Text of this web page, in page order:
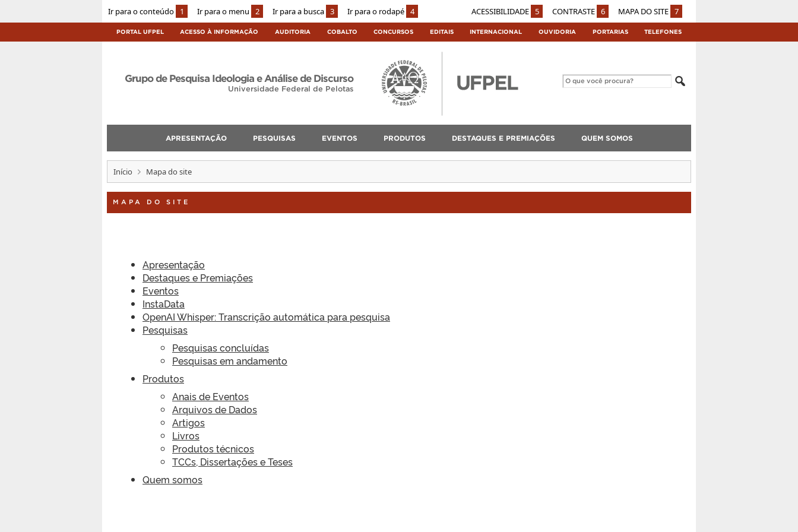
Ir para o conteúdo 1 Ir para o menu 2 Ir para a busca 3 Ir para o rodapé 4 ACESSIBILIDADE 5 CONTRASTE 6 MAPA DO SITE 7
PORTAL UFPEL ACESSO À INFORMAÇÃO AUDITORIA COBALTO CONCURSOS EDITAIS INTERNACIONAL OUVIDORIA PORTARIAS TELEFONES
Grupo de Pesquisa Ideologia e Análise de Discurso
Universidade Federal de Pelotas
APRESENTAÇÃO PESQUISAS EVENTOS PRODUTOS DESTAQUES E PREMIAÇÕES QUEM SOMOS
Início Mapa do site
MAPA DO SITE
Apresentação
Destaques e Premiações
Eventos
InstaData
OpenAI Whisper: Transcrição automática para pesquisa
Pesquisas
Pesquisas concluídas
Pesquisas em andamento
Produtos
Anais de Eventos
Arquivos de Dados
Artigos
Livros
Produtos técnicos
TCCs, Dissertações e Teses
Quem somos